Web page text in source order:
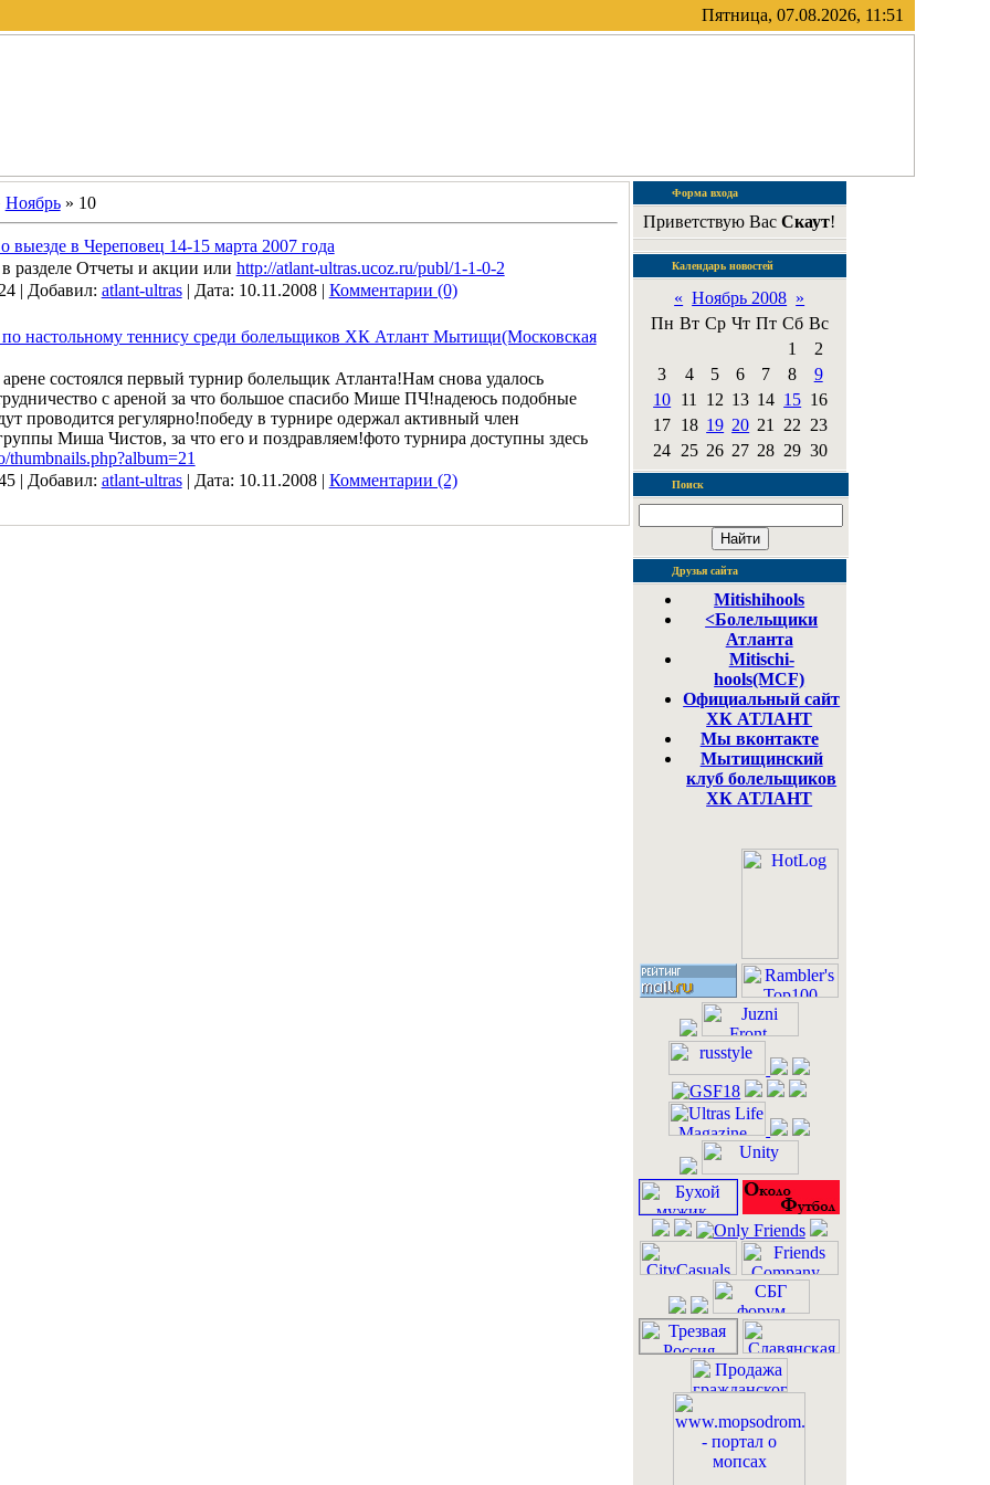
Пятница, 07.08.2026, 11:51
Ноябрь » 10
выезде в Череповец 14-15 марта 2007 года
разделе Отчеты и акции или http://atlant-ultras.ucoz.ru/publ/1-1-0-2
| Добавил: atlant-ultras | Дата: 10.11.2008 | Комментарии (0)
настольному теннису среди болельщиков ХК Атлант Мытищи(Московская
состоялся первый турнир болельщик Атланта!Нам снова удалось
с ареной за что большое спасибо Мише ПЧ!надеюсь подобные
проводится регулярно!победу в турнире одержал активный член
Миша Чистов, за что его и поздравляем!фото турнира доступны здесь
thumbnails.php?album=21
| Добавил: atlant-ultras | Дата: 10.11.2008 | Комментарии (2)
Форма входа
Приветствую ВасСкаут!
Календарь новостей
« Ноябрь 2008 »
Пн Вт Ср Чт Пт Сб Вс
1
2
3
4 5 6 7 8
9
10 11 12 13 14 15 16
17 18 19 20 21 22 23
24 25 26 27 28 29 30
Поиск
Друзья сайта
Mitishihools
<Болельщики
Атланта
Mitischi-
hools(MCF)
Официальный сайт
ХК АТЛАНТ
Мы вконтакте
Мытищинский
клуб болельщиков
ХК АТЛАНТ